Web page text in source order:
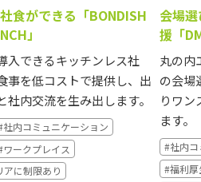
食ができる「BONDISH
」
入できるキッチンレス社
事を低コストで提供し、出
社内交流を生み出します。
社内コミュニケーション
ワークプレイス
に制限あり
会場
援「
丸の内
の会場
りワン
ます。
#社内コ
#福利厚